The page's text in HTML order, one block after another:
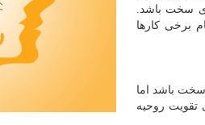
سخت باشد.
برخی کارها
باشد اما
تقویت روحیه